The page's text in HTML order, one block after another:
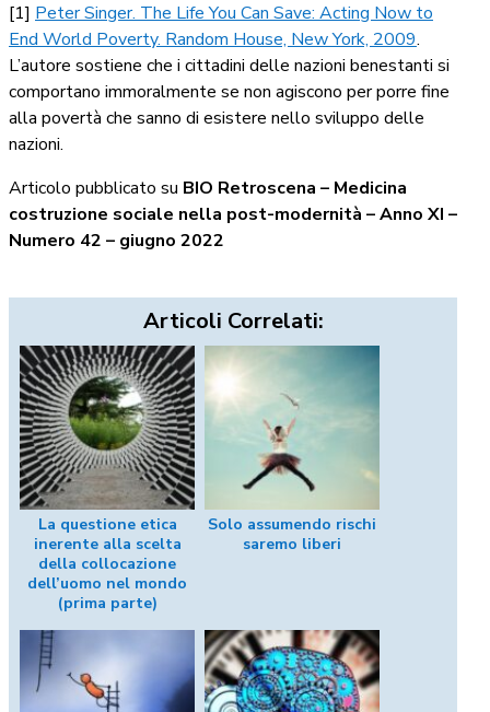
[1] Peter Singer. The Life You Can Save: Acting Now to
End World Poverty. Random House, New York, 2009.
L’autore sostiene che i cittadini delle nazioni benestanti si
comportano immoralmente se non agiscono per porre fine
alla povertà che sanno di esistere nello sviluppo delle
nazioni.
Articolo pubblicato su BIO Retroscena – Medicina
costruzione sociale nella post-modernità – Anno XI –
Numero 42 – giugno 2022
Articoli Correlati:
La questione etica
inerente alla scelta
della collocazione
dell’uomo nel mondo
(prima parte)
Solo assumendo rischi
saremo liberi